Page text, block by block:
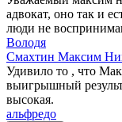
адвокат, оно так и
люди не
Володя
Смахтин Максим
Удивило то , что
выигрышный
высокая.
альфредо